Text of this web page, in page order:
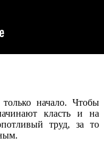
начало. Чтобы
класть и на
труд, за то